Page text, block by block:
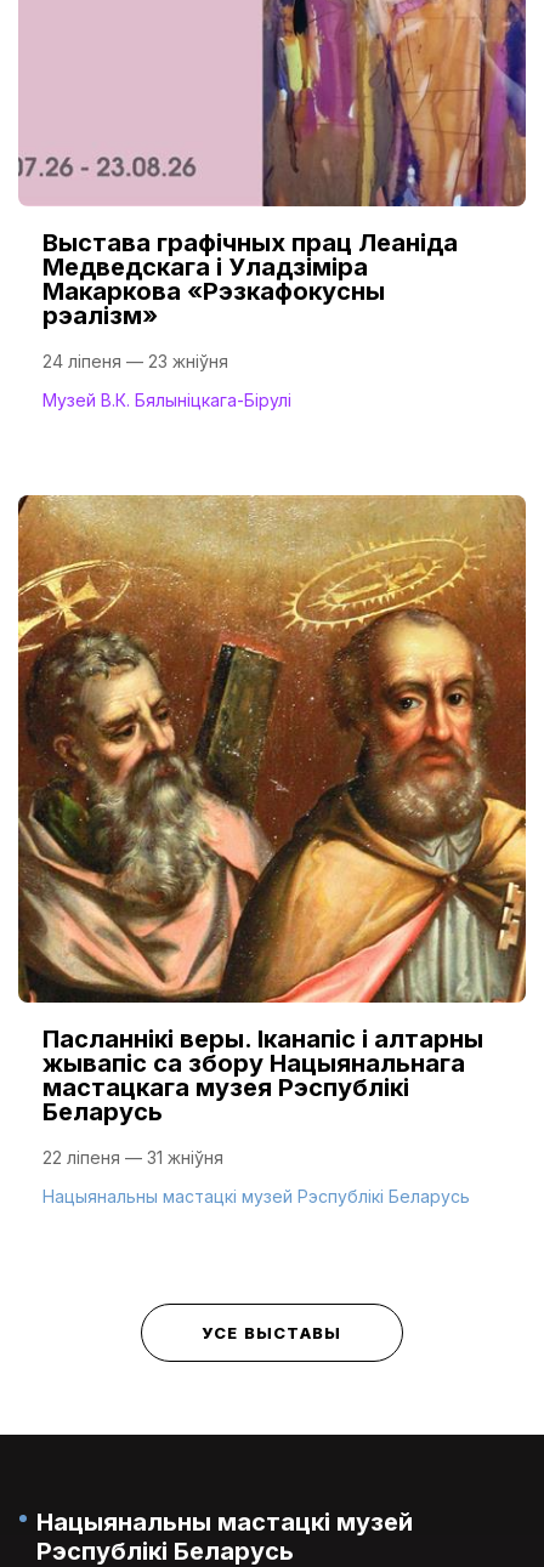
Выстава графічных прац Леаніда
Медведскага і Уладзіміра
Макаркова «Рэзкафокусны
рэалізм»
24 ліпеня — 23 жніўня
Музей В.К. Бялыніцкага-Бірулі
Пасланнікі веры. Іканапіс і алтарны
жывапіс са збору Нацыянальнага
мастацкага музея Рэспублікі
Беларусь
22 ліпеня — 31 жніўня
Нацыянальны мастацкі музей Рэспублікі Беларусь
УСЕ ВЫСТАВЫ
Нацыянальны мастацкі музей
Рэспублікі Беларусь